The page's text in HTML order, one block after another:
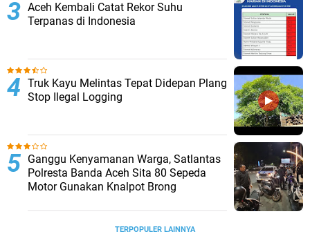
Aceh Kembali Catat Rekor Suhu
Terpanas di Indonesia
Truk Kayu Melintas Tepat Didepan Plang
Stop Ilegal Logging
Ganggu Kenyamanan Warga, Satlantas
Polresta Banda Aceh Sita 80 Sepeda
Motor Gunakan Knalpot Brong
TERPOPULER LAINNYA